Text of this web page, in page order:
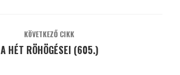
KÖVETKEZŐ CIKK
A HÉT RÖHÖGÉSEI (605.)